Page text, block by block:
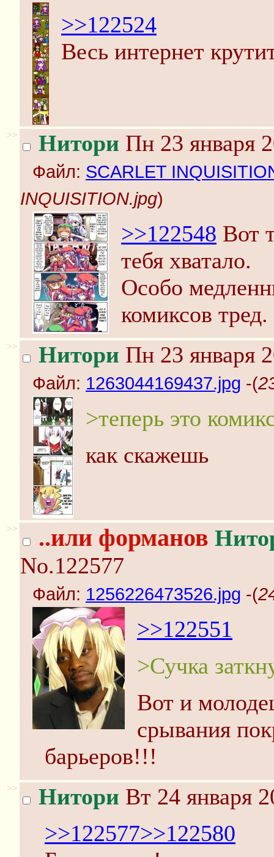
>>122524
Весь интернет
>> Нитори Пн 23 января
Файл: SCARLET
INQUISITION.jpg)
>>122548 Вот
тебя хватало.
Особо
комиксов тред.
>> Нитори Пн 23 января
Файл: 1263044169437.jpg -(
>теперь это
как скажешь
>> ..или форманов
No.122577
Файл: 1256226473526.jpg -(
>>122551
>Сучка
Вот и
срывания
барьеров!!!
>> Нитори Вт 24 января
>>122577>>122580